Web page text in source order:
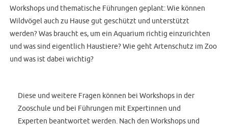
Workshops und thematische Führungen geplant: Wie können
Wildvögel auch zu Hause gut geschützt und unterstützt
werden? Was braucht es, um ein Aquarium richtig einzurichten
und was sind eigentlich Haustiere? Wie geht Artenschutz im Zoo
und was ist dabei wichtig?
Diese und weitere Fragen können bei Workshops in der
Zooschule und bei Führungen mit Expertinnen und
Experten beantwortet werden. Nach den Workshops und